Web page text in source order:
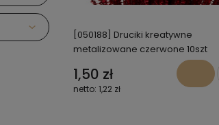
[050188] Druciki kreatywne
metalizowane czerwone 10szt
1,50 zł
1,22 zł